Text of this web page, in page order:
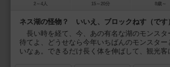
2～4人 15～20分 8歳～
ネス湖の怪物？ いいえ、ブロックねす（です
長い時を経て、今、あの有名な湖のモンス
待てよ、どうせなら今年いちばんのモンスター
いなぁ。できるだけ長く体を伸ばして、観光客